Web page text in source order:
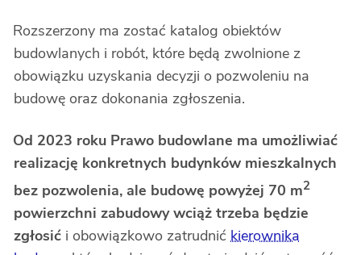
Rozszerzony ma zostać katalog obiektów
budowlanych i robót, które będą zwolnione z
obowiązku uzyskania decyzji o pozwoleniu na
budowę oraz dokonania zgłoszenia.
Od 2023 roku Prawo budowlane ma umożliwiać
realizację konkretnych budynków mieszkalnych
bez pozwolenia, ale budowę powyżej 70 m2
powierzchni zabudowy wciąż trzeba będzie
zgłosić i obowiązkowo zatrudnić kierownika